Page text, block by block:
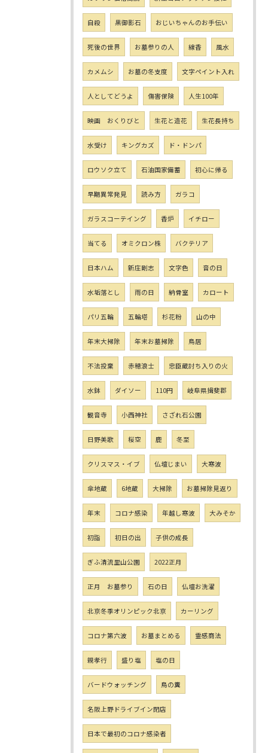
自殺 黒御影石 おじいちゃんのお手伝い
死後の世界 お墓参りの人 線香 風水
カメムシ お墓の冬支度 文字ペイント入れ
人としてどうよ 傷害保険 人生100年
映画 おくりびと 生花と造花 生花長持ち
水受け キングカズ ド・ドンパ
ロウソク立て 石油国家備蓄 初心に帰る
早期異常発見 読み方 ガラコ
ガラスコーテイング 香炉 イチロー
当てる オミクロン株 バクテリア
日本ハム 新庄剛志 文字色 音の日
水垢落とし 雨の日 納骨室 カロート
パリ五輪 五輪塔 杉花粉 山の中
年末大掃除 年末お墓掃除 鳥居
不法投棄 赤穂浪士 忠臣蔵討ち入りの火
水鉢 ダイソー 110円 岐阜県揖斐郡
観音寺 小西神社 さざれ石公園
日野美歌 桜空 鹿 冬至
クリスマス・イブ 仏壇じまい 大寒波
傘地蔵 6地蔵 大掃除 お墓掃除見返り
年末 コロナ感染 年越し寒波 大みそか
初詣 初日の出 子供の成長
ぎふ清流里山公園 2022正月
正月 お墓参り 石の日 仏壇お洗濯
北京冬季オリンピック北京 カーリング
コロナ第六波 お墓まとめる 霊感商法
親孝行 盛り塩 塩の日
バードウォッチング 鳥の糞
名阪上野ドライブイン閉店
日本で最初のコロナ感染者